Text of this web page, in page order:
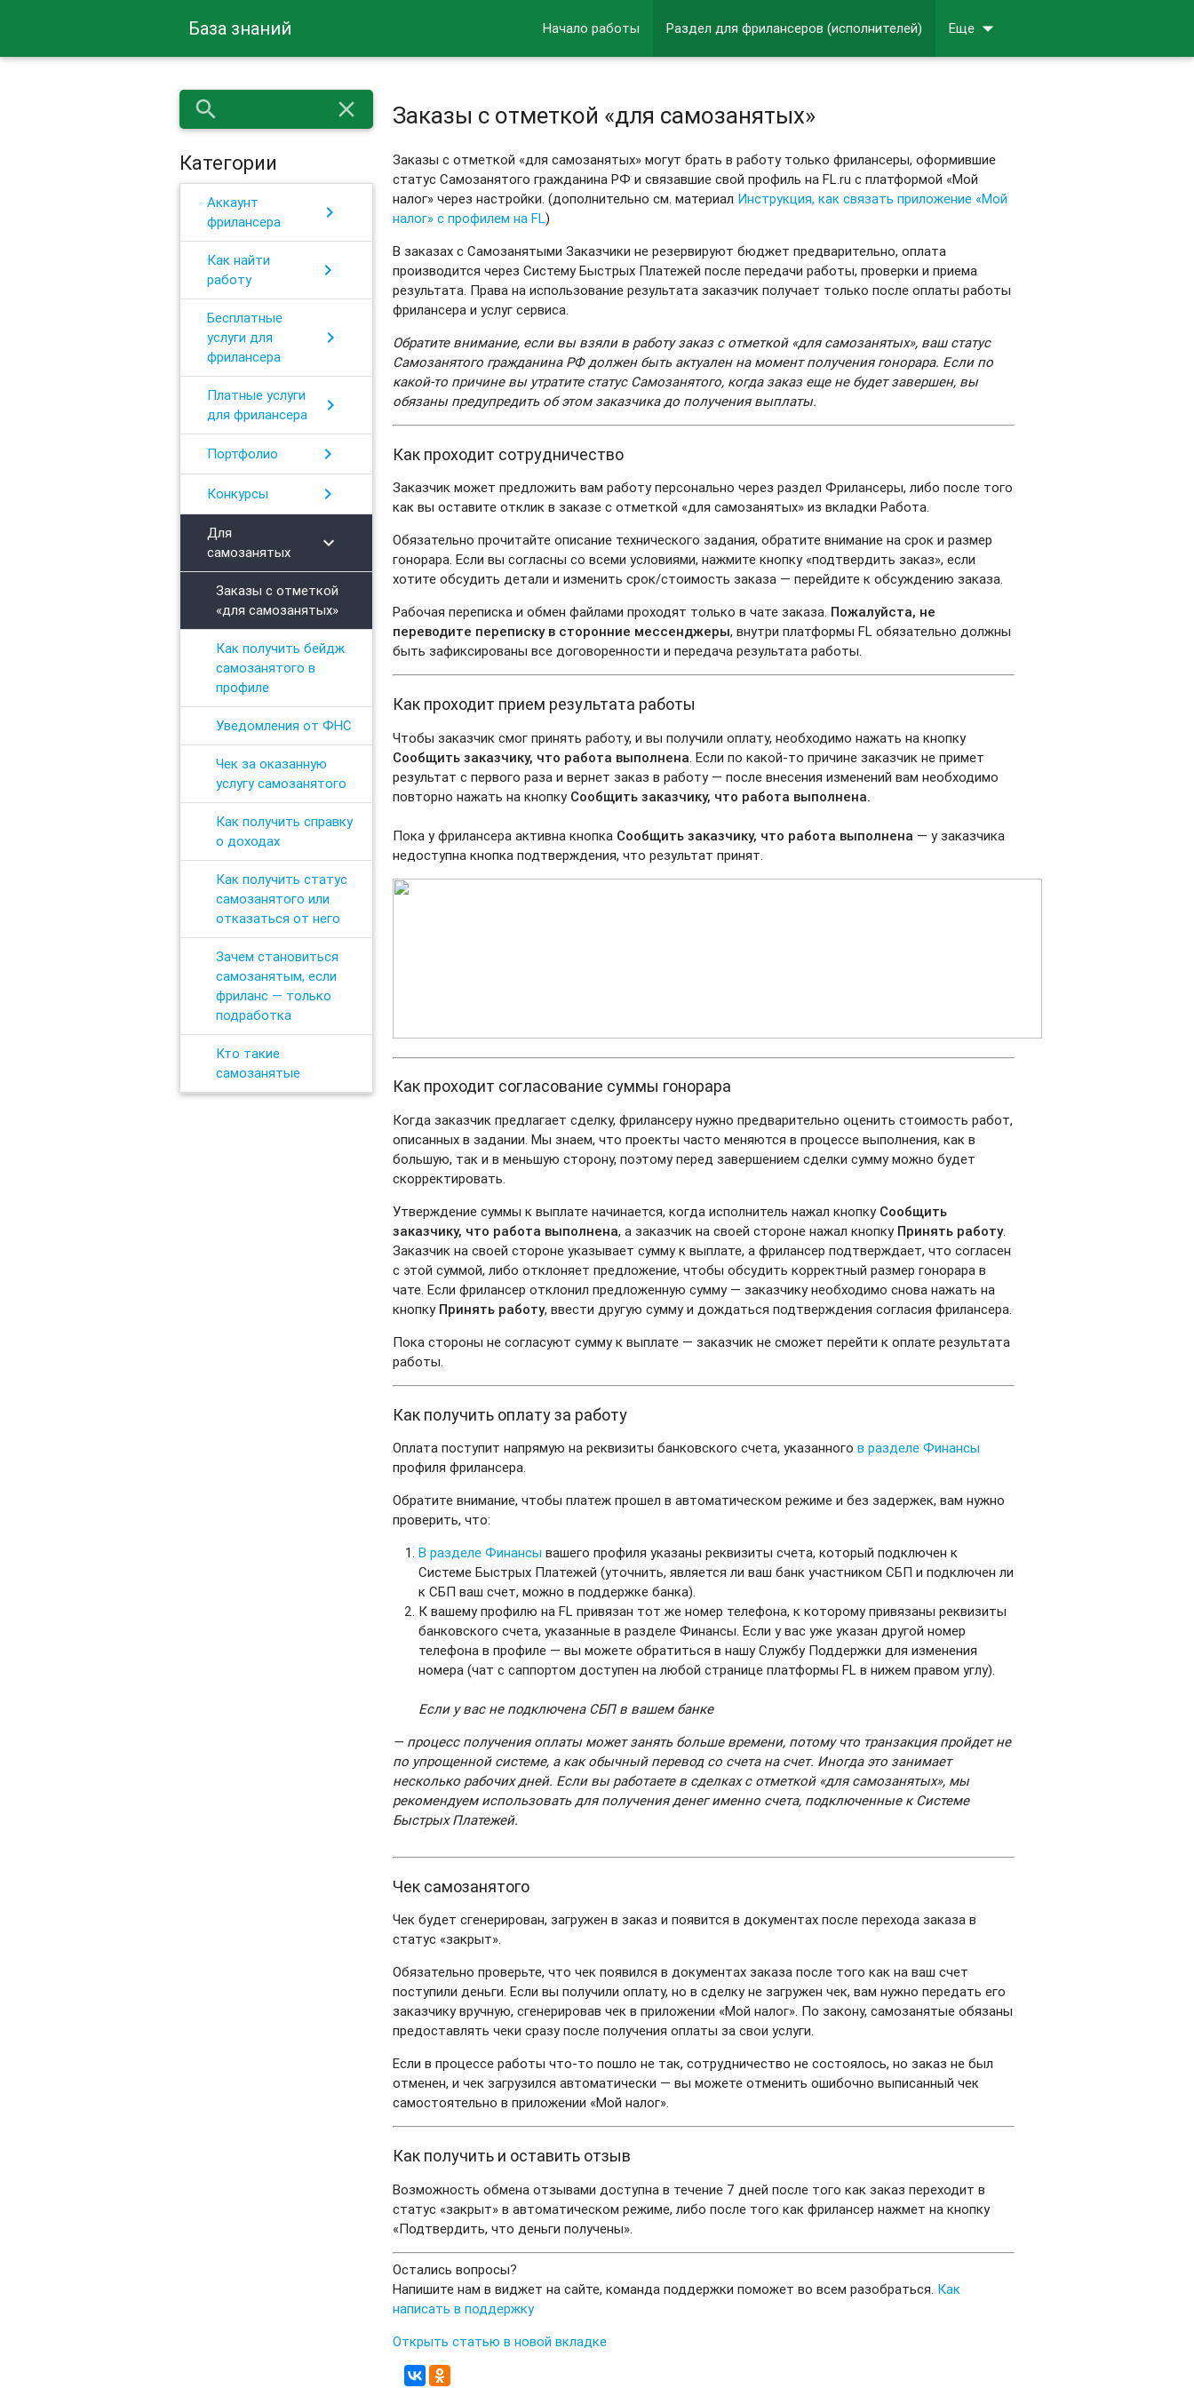
База знаний Начало работы Раздел для фрилансеров (исполнителей) Еще arrow_drop_down
search close
Категории
Аккаунт
фрилансера
chevron_right
Как найти
работу
chevron_right
Бесплатные
услуги для
фрилансера
chevron_right
Платные услуги
для фрилансера
chevron_right
Портфолио chevron_right
Конкурсы chevron_right
Для
самозанятых
chevron_right
Заказы с отметкой
«для самозанятых»
Как получить бейдж
самозанятого в
профиле
Уведомления от ФНС
Чек за оказанную
услугу самозанятого
Как получить справку
о доходах
Как получить статус
самозанятого или
отказаться от него
Зачем становиться
самозанятым, если
фриланс — только
подработка
Кто такие
самозанятые
Заказы с отметкой «для самозанятых»
Заказы с отметкой «для самозанятых» могут брать в работу только фрилансеры, оформившие
статус Самозанятого гражданина РФ и связавшие свой профиль на FL.ru с платформой «Мой
налог» через настройки. (дополнительно см. материал Инструкция, как связать приложение «Мой
налог» с профилем на FL)
В заказах с Самозанятыми Заказчики не резервируют бюджет предварительно, оплата
производится через Систему Быстрых Платежей после передачи работы, проверки и приема
результата. Права на использование результата заказчик получает только после оплаты работы
фрилансера и услуг сервиса.
Обратите внимание, если вы взяли в работу заказ с отметкой «для самозанятых», ваш статус
Самозанятого гражданина РФ должен быть актуален на момент получения гонорара. Если по
какой-то причине вы утратите статус Самозанятого, когда заказ еще не будет завершен, вы
обязаны предупредить об этом заказчика до получения выплаты.
Как проходит сотрудничество
Заказчик может предложить вам работу персонально через раздел Фрилансеры, либо после того
как вы оставите отклик в заказе с отметкой «для самозанятых» из вкладки Работа.
Обязательно прочитайте описание технического задания, обратите внимание на срок и размер
гонорара. Если вы согласны со всеми условиями, нажмите кнопку «подтвердить заказ», если
хотите обсудить детали и изменить срок/стоимость заказа — перейдите к обсуждению заказа.
Рабочая переписка и обмен файлами проходят только в чате заказа. Пожалуйста, не
переводите переписку в сторонние мессенджеры, внутри платформы FL обязательно должны
быть зафиксированы все договоренности и передача результата работы.
Как проходит прием результата работы
Чтобы заказчик смог принять работу, и вы получили оплату, необходимо нажать на кнопку
Сообщить заказчику, что работа выполнена . Если по какой-то причине заказчик не примет
результат с первого раза и вернет заказ в работу — после внесения изменений вам необходимо
повторно нажать на кнопку Сообщить заказчику, что работа выполнена.
Пока у фрилансера активна кнопка Сообщить заказчику, что работа выполнена — у заказчика
недоступна кнопка подтверждения, что результат принят.
Как проходит согласование суммы гонорара
Когда заказчик предлагает сделку, фрилансеру нужно предварительно оценить стоимость работ,
описанных в задании. Мы знаем, что проекты часто меняются в процессе выполнения, как в
большую, так и в меньшую сторону, поэтому перед завершением сделки сумму можно будет
скорректировать.
Утверждение суммы к выплате начинается, когда исполнитель нажал кнопку Сообщить
заказчику, что работа выполнена, а заказчик на своей стороне нажал кнопку Принять работу.
Заказчик на своей стороне указывает сумму к выплате, а фрилансер подтверждает, что согласен
с этой суммой, либо отклоняет предложение, чтобы обсудить корректный размер гонорара в
чате. Если фрилансер отклонил предложенную сумму — заказчику необходимо снова нажать на
кнопку Принять работу, ввести другую сумму и дождаться подтверждения согласия фрилансера.
Пока стороны не согласуют сумму к выплате — заказчик не сможет перейти к оплате результата
работы.
Как получить оплату за работу
Оплата поступит напрямую на реквизиты банковского счета, указанногов разделе Финансы
профиля фрилансера.
Обратите внимание, чтобы платеж прошел в автоматическом режиме и без задержек, вам нужно
проверить, что:
В разделе Финансы вашего профиля указаны реквизиты счета, который подключен к
Системе Быстрых Платежей (уточнить, является ли ваш банк участником СБП и подключен ли
к СБП ваш счет, можно в поддержке банка).
К вашему профилю на FL привязан тот же номер телефона, к которому привязаны реквизиты
банковского счета, указанные в разделе Финансы. Если у вас уже указан другой номер
телефона в профиле — вы можете обратиться в нашу Службу Поддержки для изменения
номера (чат с саппортом доступен на любой странице платформы FL в нижем правом углу).
Если у вас не подключена СБП в вашем банке
— процесс получения оплаты может занять больше времени, потому что транзакция пройдет не
по упрощенной системе, а как обычный перевод со счета на счет. Иногда это занимает
несколько рабочих дней. Если вы работаете в сделках с отметкой «для самозанятых», мы
рекомендуем использовать для получения денег именно счета, подключенныек Системе
Быстрых Платежей.
Чек самозанятого
Чек будет сгенерирован, загружен в заказ и появится в документах после перехода заказа в
статус «закрыт».
Обязательно проверьте, что чек появился в документах заказа после того как на ваш счет
поступили деньги. Если вы получили оплату, но в сделку не загружен чек, вам нужно передать его
заказчику вручную, сгенерировав чек в приложении «Мой налог». По закону, самозанятые обязаны
предоставлять чеки сразу после получения оплаты за свои услуги.
Если в процессе работы что-то пошло не так, сотрудничество не состоялось, но заказ не был
отменен, и чек загрузился автоматически — вы можете отменить ошибочно выписанный чек
самостоятельно в приложении «Мой налог».
Как получить и оставить отзыв
Возможность обмена отзывами доступна в течение 7 дней после того как заказ переходит в
статус «закрыт» в автоматическом режиме, либо после того как фрилансер нажмет на кнопку
«Подтвердить, что деньги получены».
Остались вопросы?
Напишите нам в виджет на сайте, команда поддержки поможет во всем разобраться. Как
написать в поддержку
Открыть статью в новой вкладке